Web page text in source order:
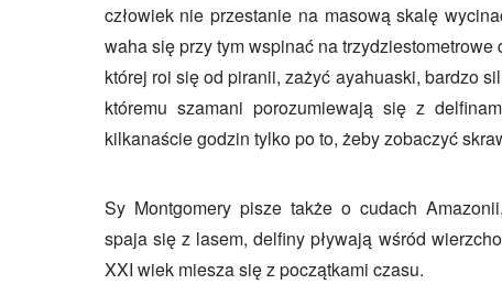
człowiek nie przestanie na masową skalę
waha się przy tym wspinać na
której roi się od piranii, zażyć ayahuaski, bardzo
któremu szamani porozumiewają się z
kilkanaście godzin tylko po to, żeby zobaczyć
Sy Montgomery pisze także o cudach
spaja się z lasem, delfiny pływają wśród
XXI wiek miesza się z początkami czasu.